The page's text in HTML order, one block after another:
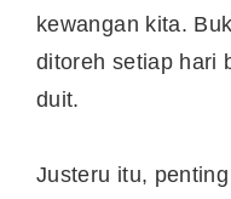
kewangan kita.
ditoreh setiap hari
duit.
Justeru itu,